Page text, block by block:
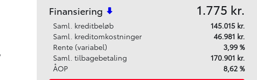
Finansiering 1.775 kr.
Saml. kreditbeløb
145.015 kr.
Saml. kreditomkostninger
46.981 kr.
Rente (variabel)
3,99 %
Saml. tilbagebetaling
170.901 kr.
ÅOP
8,62 %